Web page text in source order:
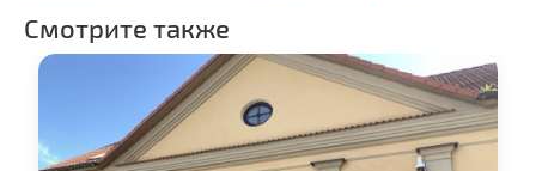
Смотрите также